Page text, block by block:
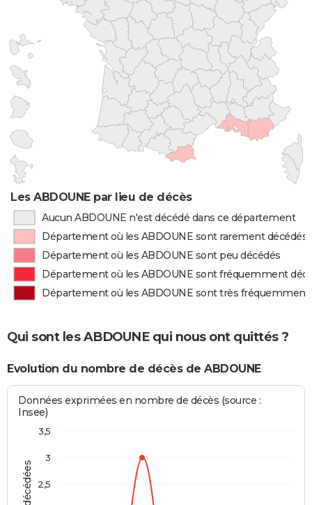
Les ABDOUNE par lieu de décès
Aucun ABDOUNE n'est décédé dans ce département
Département où les ABDOUNE sont rarement décédés
Département où les ABDOUNE sont peu décédés
Département où les ABDOUNE sont fréquemment
Département où les ABDOUNE sont très fréquemment
Qui sont les ABDOUNE qui nous ont quittés ?
Evolution du nombre de décès de ABDOUNE
Données exprimées en nombre de décès (source :
Insee)
2,5
3
3,5